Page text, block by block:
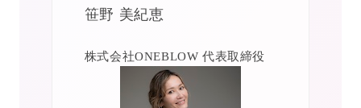
笹野 美紀恵
株式会社ONEBLOW 代表取締役